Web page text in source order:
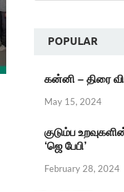
POPULAR
கன்னி – திரை
May 15, 2024
குடும்ப
‘ஜெ பேபி’
February 28, 2024